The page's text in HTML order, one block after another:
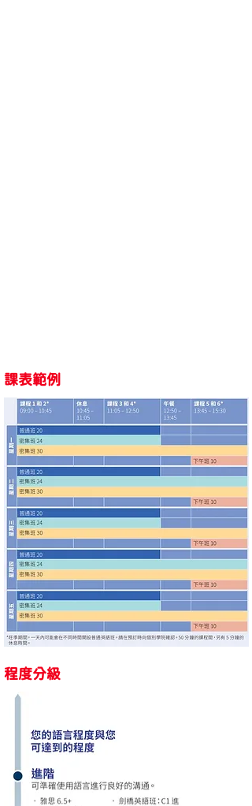
課表範例
程度分級